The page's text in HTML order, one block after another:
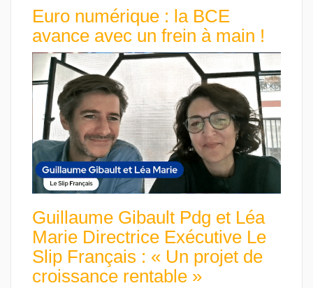
Euro numérique : la BCE
avance avec un frein à main !
Guillaume Gibault Pdg et Léa
Marie Directrice Exécutive Le
Slip Français : « Un projet de
croissance rentable »